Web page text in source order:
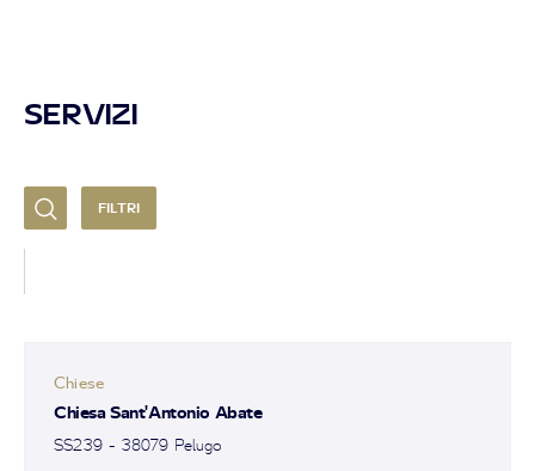
SERVIZI
FILTRI
Chiese
Chiesa Sant'Antonio Abate
SS239 - 38079 Pelugo